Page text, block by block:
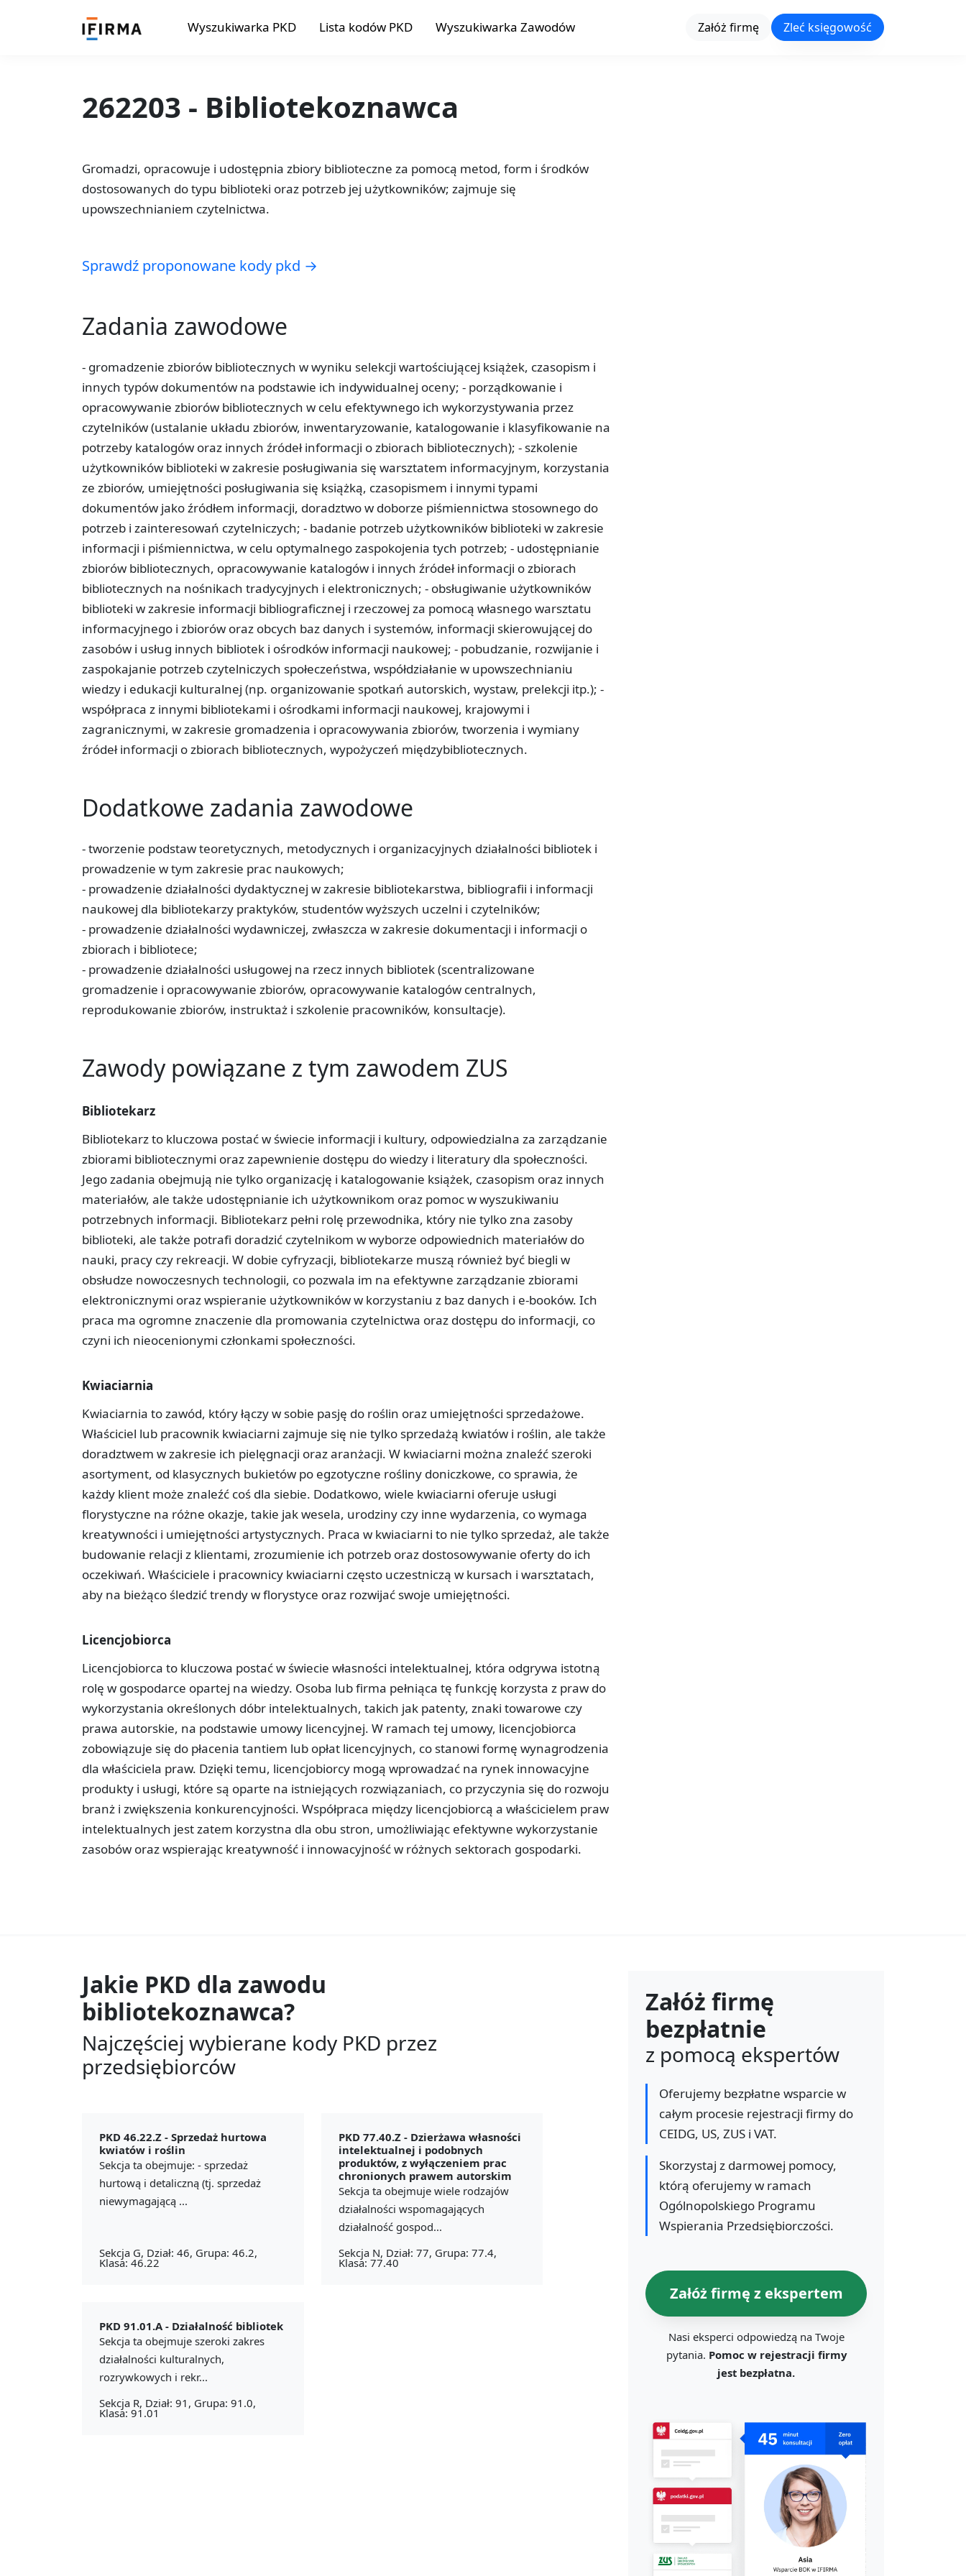
Wyszukiwarka PKD Lista kodów PKD Wyszukiwarka Zawodów Załóż firmę Zleć księgowość
262203 - Bibliotekoznawca
Gromadzi, opracowuje i udostępnia zbiory biblioteczne za pomocą metod, form i środków
dostosowanych do typu biblioteki oraz potrzeb jej użytkowników; zajmuje się
upowszechnianiem czytelnictwa.
Sprawdź proponowane kody pkd →
Zadania zawodowe
- gromadzenie zbiorów bibliotecznych w wyniku selekcji wartościującej książek, czasopism i
innych typów dokumentów na podstawie ich indywidualnej oceny; - porządkowanie i
opracowywanie zbiorów bibliotecznych w celu efektywnego ich wykorzystywania przez
czytelników (ustalanie układu zbiorów, inwentaryzowanie, katalogowanie i klasyfikowanie na
potrzeby katalogów oraz innych źródeł informacji o zbiorach bibliotecznych); - szkolenie
użytkowników biblioteki w zakresie posługiwania się warsztatem informacyjnym, korzystania
ze zbiorów, umiejętności posługiwania się książką, czasopismem i innymi typami
dokumentów jako źródłem informacji, doradztwo w doborze piśmiennictwa stosownego do
potrzeb i zainteresowań czytelniczych; - badanie potrzeb użytkowników biblioteki w zakresie
informacji i piśmiennictwa, w celu optymalnego zaspokojenia tych potrzeb; - udostępnianie
zbiorów bibliotecznych, opracowywanie katalogów i innych źródeł informacji o zbiorach
bibliotecznych na nośnikach tradycyjnych i elektronicznych; - obsługiwanie użytkowników
biblioteki w zakresie informacji bibliograficznej i rzeczowej za pomocą własnego warsztatu
informacyjnego i zbiorów oraz obcych baz danych i systemów, informacji skierowującej do
zasobów i usług innych bibliotek i ośrodków informacji naukowej; - pobudzanie, rozwijanie i
zaspokajanie potrzeb czytelniczych społeczeństwa, współdziałanie w upowszechnianiu
wiedzy i edukacji kulturalnej (np. organizowanie spotkań autorskich, wystaw, prelekcji itp.); -
współpraca z innymi bibliotekami i ośrodkami informacji naukowej, krajowymi i
zagranicznymi, w zakresie gromadzenia i opracowywania zbiorów, tworzenia i wymiany
źródeł informacji o zbiorach bibliotecznych, wypożyczeń międzybibliotecznych.
Dodatkowe zadania zawodowe
- tworzenie podstaw teoretycznych, metodycznych i organizacyjnych działalności bibliotek i
prowadzenie w tym zakresie prac naukowych;
- prowadzenie działalności dydaktycznej w zakresie bibliotekarstwa, bibliografii i informacji
naukowej dla bibliotekarzy praktyków, studentów wyższych uczelni i czytelników;
- prowadzenie działalności wydawniczej, zwłaszcza w zakresie dokumentacji i informacji o
zbiorach i bibliotece;
- prowadzenie działalności usługowej na rzecz innych bibliotek (scentralizowane
gromadzenie i opracowywanie zbiorów, opracowywanie katalogów centralnych,
reprodukowanie zbiorów, instruktaż i szkolenie pracowników, konsultacje).
Zawody powiązane z tym zawodem ZUS
Bibliotekarz
Bibliotekarz to kluczowa postać w świecie informacji i kultury, odpowiedzialna za zarządzanie
zbiorami bibliotecznymi oraz zapewnienie dostępu do wiedzy i literatury dla społeczności.
Jego zadania obejmują nie tylko organizację i katalogowanie książek, czasopism oraz innych
materiałów, ale także udostępnianie ich użytkownikom oraz pomoc w wyszukiwaniu
potrzebnych informacji. Bibliotekarz pełni rolę przewodnika, który nie tylko zna zasoby
biblioteki, ale także potrafi doradzić czytelnikom w wyborze odpowiednich materiałów do
nauki, pracy czy rekreacji. W dobie cyfryzacji, bibliotekarze muszą również być biegli w
obsłudze nowoczesnych technologii, co pozwala im na efektywne zarządzanie zbiorami
elektronicznymi oraz wspieranie użytkowników w korzystaniu z baz danych i e-booków. Ich
praca ma ogromne znaczenie dla promowania czytelnictwa oraz dostępu do informacji, co
czyni ich nieocenionymi członkami społeczności.
Kwiaciarnia
Kwiaciarnia to zawód, który łączy w sobie pasję do roślin oraz umiejętności sprzedażowe.
Właściciel lub pracownik kwiaciarni zajmuje się nie tylko sprzedażą kwiatów i roślin, ale także
doradztwem w zakresie ich pielęgnacji oraz aranżacji. W kwiaciarni można znaleźć szeroki
asortyment, od klasycznych bukietów po egzotyczne rośliny doniczkowe, co sprawia, że
każdy klient może znaleźć coś dla siebie. Dodatkowo, wiele kwiaciarni oferuje usługi
florystyczne na różne okazje, takie jak wesela, urodziny czy inne wydarzenia, co wymaga
kreatywności i umiejętności artystycznych. Praca w kwiaciarni to nie tylko sprzedaż, ale także
budowanie relacji z klientami, zrozumienie ich potrzeb oraz dostosowywanie oferty do ich
oczekiwań. Właściciele i pracownicy kwiaciarni często uczestniczą w kursach i warsztatach,
aby na bieżąco śledzić trendy w florystyce oraz rozwijać swoje umiejętności.
Licencjobiorca
Licencjobiorca to kluczowa postać w świecie własności intelektualnej, która odgrywa istotną
rolę w gospodarce opartej na wiedzy. Osoba lub firma pełniąca tę funkcję korzysta z praw do
wykorzystania określonych dóbr intelektualnych, takich jak patenty, znaki towarowe czy
prawa autorskie, na podstawie umowy licencyjnej. W ramach tej umowy, licencjobiorca
zobowiązuje się do płacenia tantiem lub opłat licencyjnych, co stanowi formę wynagrodzenia
dla właściciela praw. Dzięki temu, licencjobiorcy mogą wprowadzać na rynek innowacyjne
produkty i usługi, które są oparte na istniejących rozwiązaniach, co przyczynia się do rozwoju
branż i zwiększenia konkurencyjności. Współpraca między licencjobiorcą a właścicielem praw
intelektualnych jest zatem korzystna dla obu stron, umożliwiając efektywne wykorzystanie
zasobów oraz wspierając kreatywność i innowacyjność w różnych sektorach gospodarki.
Jakie PKD dla zawodu
bibliotekoznawca?
Najczęściej wybierane kody PKD przez
przedsiębiorców
PKD 46.22.Z - Sprzedaż hurtowa
kwiatów i roślin
Sekcja ta obejmuje: - sprzedaż
hurtową i detaliczną (tj. sprzedaż
niewymagającą ...
Sekcja G, Dział: 46, Grupa: 46.2,
Klasa: 46.22
PKD 77.40.Z - Dzierżawa własności
intelektualnej i podobnych
produktów, z wyłączeniem prac
chronionych prawem autorskim
Sekcja ta obejmuje wiele rodzajów
działalności wspomagających
działalność gospod...
Sekcja N, Dział: 77, Grupa: 77.4,
Klasa: 77.40
PKD 91.01.A - Działalność bibliotek
Sekcja ta obejmuje szeroki zakres
działalności kulturalnych,
rozrywkowych i rekr...
Sekcja R, Dział: 91, Grupa: 91.0,
Klasa: 91.01
Załóż firmę
bezpłatnie
z pomocą ekspertów
Oferujemy bezpłatne wsparcie w
całym procesie rejestracji firmy do
CEIDG, US, ZUS i VAT.
Skorzystaj z darmowej pomocy,
którą oferujemy w ramach
Ogólnopolskiego Programu
Wspierania Przedsiębiorczości.
Załóż firmę z ekspertem
Nasi eksperci odpowiedzą na Twoje
pytania. Pomoc w rejestracji firmy
jest bezpłatna.